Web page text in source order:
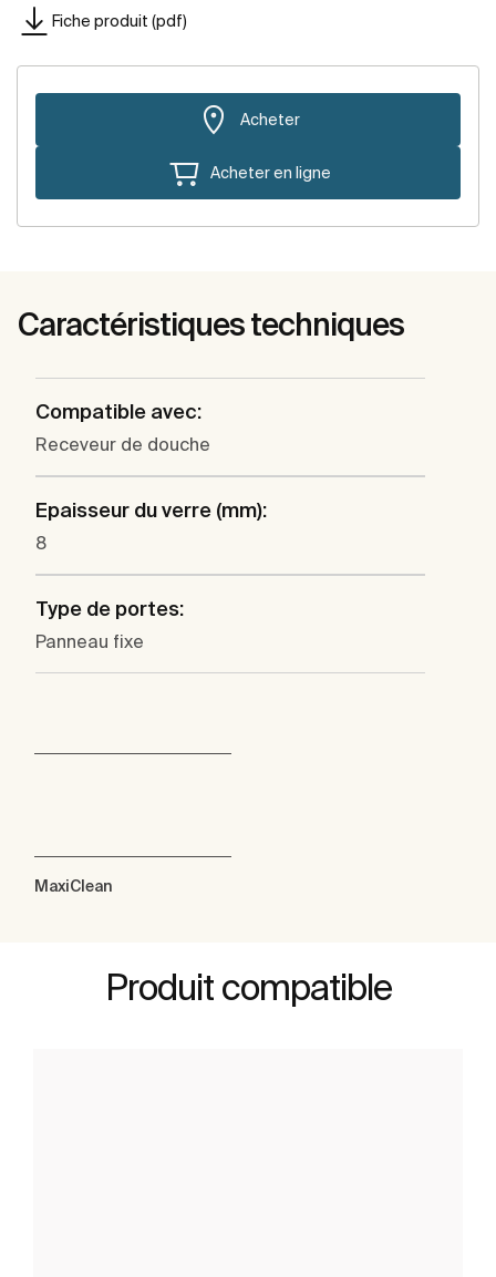
Fiche produit (pdf)
Acheter
Acheter en ligne
Caractéristiques techniques
Compatible avec:
Receveur de douche
Epaisseur du verre (mm):
8
Type de portes:
Panneau fixe
MaxiClean
Produit compatible